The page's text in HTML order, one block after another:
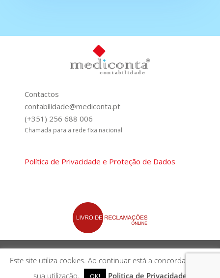
Contactos
contabilidade@mediconta.pt
(+351) 256 688 006
Chamada para a rede fixa nacional
Política de Privacidade e Proteção de Dados
©2021 Mediconta | powered by esferacritica.pt
Este site utiliza cookies. Ao continuar está a concordar com a
sua utilização.
OK! Politica de Privacidade